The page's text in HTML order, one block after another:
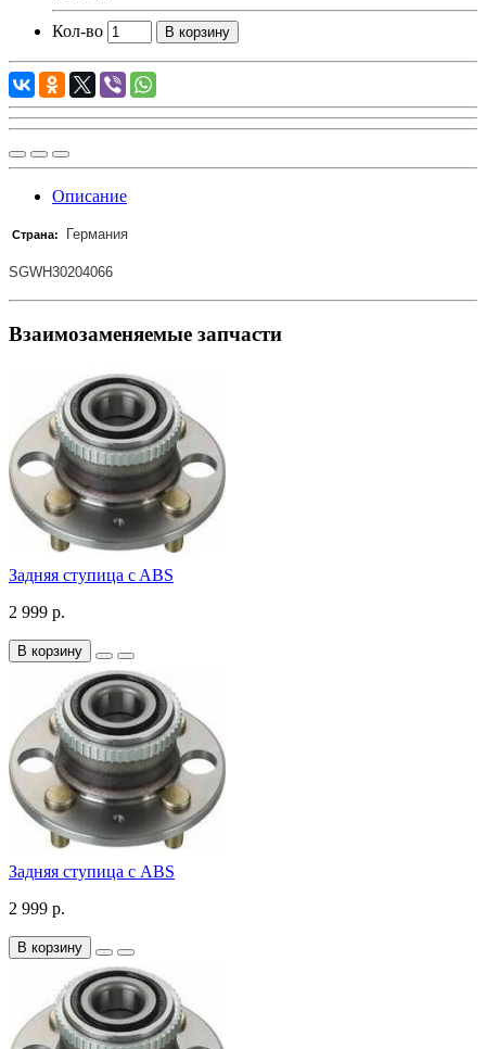
Кол-во В корзину
Описание
Страна: Германия
SGWH30204066
Взаимозаменяемые запчасти
Задняя ступица c ABS
2 999 р.
В корзину
Задняя ступица с ABS
2 999 р.
В корзину